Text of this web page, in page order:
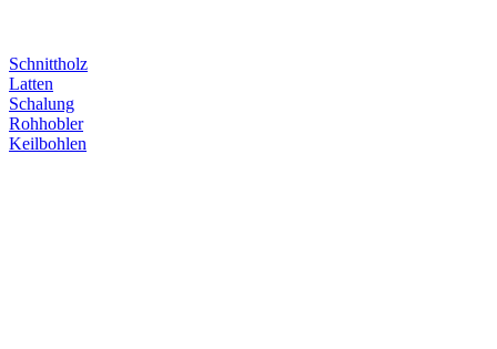
Schnittholz
Latten
Schalung
Rohhobler
Keilbohlen